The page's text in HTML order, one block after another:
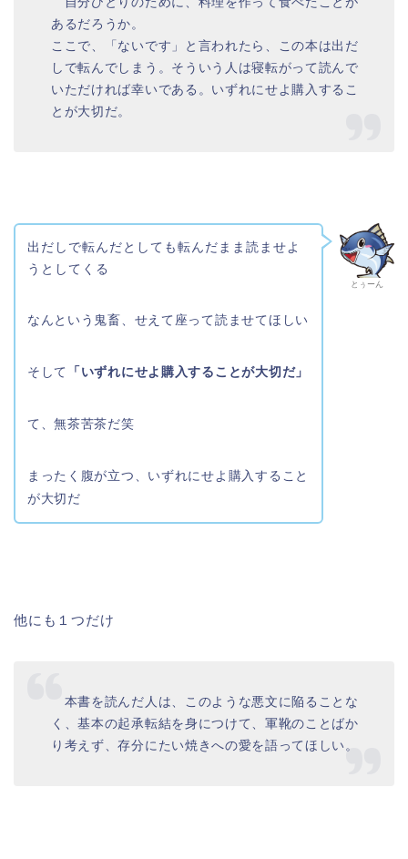
あるだろうか。
ここで、「ないです」と言われたら、この本は出だ
しで転んでしまう。そういう人は寝転がって読んで
いただければ幸いである。いずれにせよ購入するこ
とが大切だ。
とぅーん
出だしで転んだとしても転んだまま読ませよ
うとしてくる
なんという鬼畜、せえて座って読ませてほしい
そして 「いずれにせよ購入することが大切だ」
て、無茶苦茶だ笑
まったく腹が立つ、いずれにせよ購入すること
が大切だ
他にも１つだけ
本書を読んだ人は、このような悪文に陥ることな
く、基本の起承転結を身につけて、軍靴のことばか
り考えず、存分にたい焼きへの愛を語ってほしい。